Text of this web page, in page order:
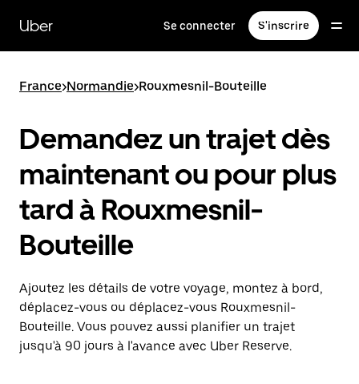
contenu
principal
Uber Se connecter S'inscrire
France>Normandie>Rouxmesnil-Bouteille
Demandez un trajet dès
maintenant ou pour plus
tard à Rouxmesnil-
Bouteille
Ajoutez les détails de votre voyage, montez à bord,
déplacez-vous ou déplacez-vous Rouxmesnil-
Bouteille. Vous pouvez aussi planifier un trajet
jusqu'à 90 jours à l'avance avec Uber Reserve.